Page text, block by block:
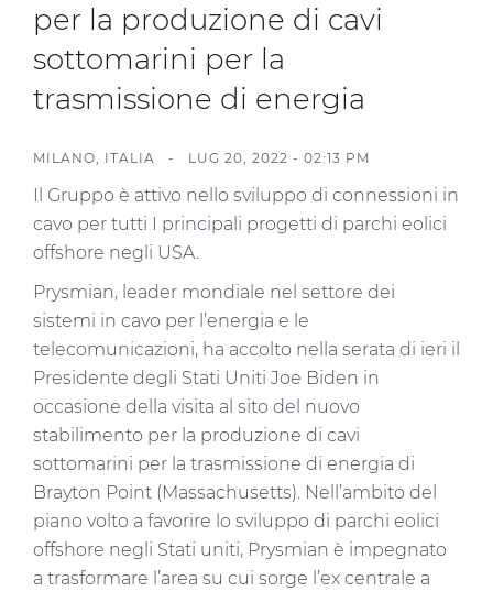
per la produzione di cavi
sottomarini per la
trasmissione di energia
MILANO, ITALIA - LUG 20, 2022 - 02:13 PM
Il Gruppo è attivo nello sviluppo di connessioni in
cavo per tutti I principali progetti di parchi eolici
offshore negli USA.
Prysmian, leader mondiale nel settore dei
sistemi in cavo per l’energia e le
telecomunicazioni, ha accolto nella serata di ieri il
Presidente degli Stati Uniti Joe Biden in
occasione della visita al sito del nuovo
stabilimento per la produzione di cavi
sottomarini per la trasmissione di energia di
Brayton Point (Massachusetts). Nell’ambito del
piano volto a favorire lo sviluppo di parchi eolici
offshore negli Stati uniti, Prysmian è impegnato
a trasformare l’area su cui sorge l’ex centrale a